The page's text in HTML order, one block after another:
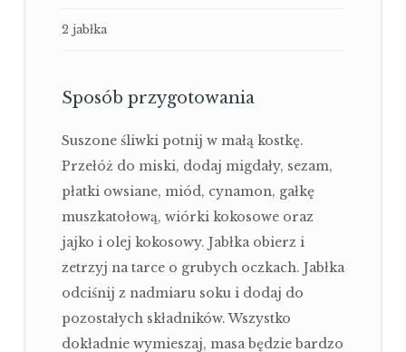
2 jabłka
Sposób przygotowania
Suszone śliwki potnij w małą kostkę.
Przełóż do miski, dodaj migdały, sezam,
płatki owsiane, miód, cynamon, gałkę
muszkatołową, wiórki kokosowe oraz
jajko i olej kokosowy. Jabłka obierz i
zetrzyj na tarce o grubych oczkach. Jabłka
odciśnij z nadmiaru soku i dodaj do
pozostałych składników. Wszystko
dokładnie wymieszaj, masa będzie bardzo